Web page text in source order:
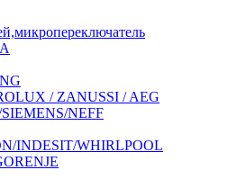
/ ZANUSSI / AEG
NEFF
INDESIT/WHIRLPOOL